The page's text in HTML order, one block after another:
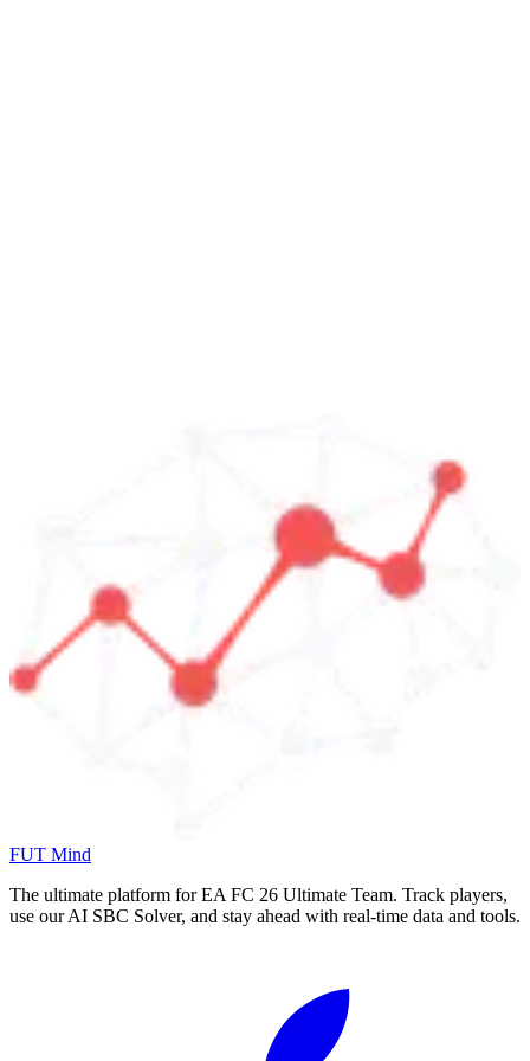
FUT Mind
The ultimate platform for EA FC 26 Ultimate Team. Track players,
use our AI SBC Solver, and stay ahead with real-time data and tools.